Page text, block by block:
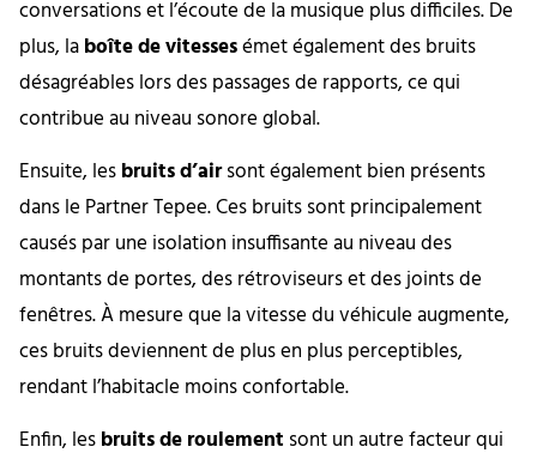
conversations et l’écoute de la musique plus difficiles. De
plus, laboîte de vitessesémet également des bruits
désagréables lors des passages de rapports, ce qui
contribue au niveau sonore global.
Ensuite, lesbruits d’airsont également bien présents
dans le Partner Tepee. Ces bruits sont principalement
causés par une isolation insuffisante au niveau des
montants de portes, des rétroviseurs et des joints de
fenêtres. À mesure que la vitesse du véhicule augmente,
ces bruits deviennent de plus en plus perceptibles,
rendant l’habitacle moins confortable.
Enfin, lesbruits de roulement sont un autre facteur qui